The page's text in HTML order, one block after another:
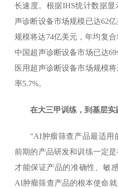
长速度。根据IHS统计数据显
声诊断设备市场规模已达62亿
规模将达74亿美元，年均复
中国超声诊断设备市场已达69
医用超声诊断设备市场规模
率5.7%。
在大三甲训练，到基层实
"AI肿瘤筛查产品最适用
前期的产品研发和训练一定
才能保证产品的准确性、敏
AI肿瘤筛查产品的根本使命